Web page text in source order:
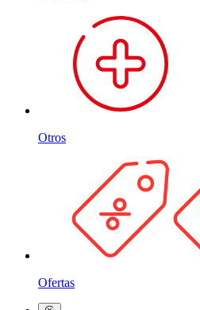
Otros
Ofertas